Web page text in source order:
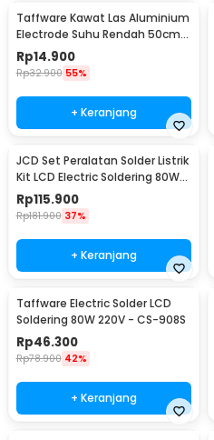
Taffware Kawat Las Aluminium
Electrode Suhu Rendah 50cm
20 PCS 1.6mm - M127271
Rp14.900
Rp32.900 55%
+ Keranjang
JCD Set Peralatan Solder Listrik
Kit LCD Electric Soldering 80W
220V - CS-908S A
Rp115.900
Rp181.900 37%
+ Keranjang
Taffware Electric Solder LCD
Soldering 80W 220V - CS-908S
Rp46.300
Rp78.900 42%
+ Keranjang